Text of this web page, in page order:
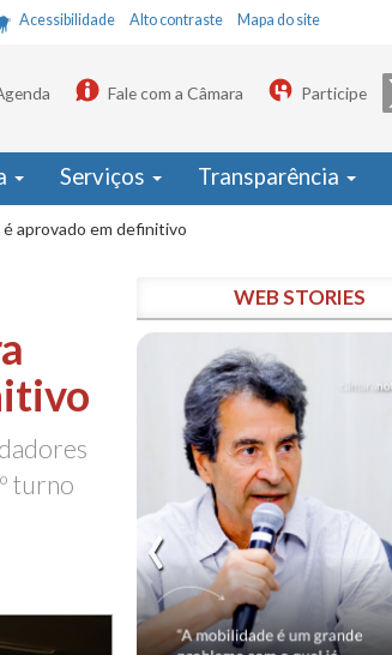
Acessibilidade Alto contraste Mapa do site
Fale com a Câmara Participe
Serviços Transparência
aprovado em definitivo
turno
WEB STORIES